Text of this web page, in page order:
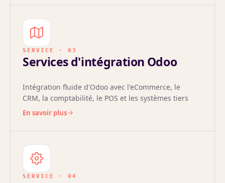
SERVICE · 03
Services d'intégration Odoo
Intégration fluide d'Odoo avec l'eCommerce, le
CRM, la comptabilité, le POS et les systèmes tiers
pour des opérations unifiées et en temps réel.
En savoir plus
SERVICE · 04